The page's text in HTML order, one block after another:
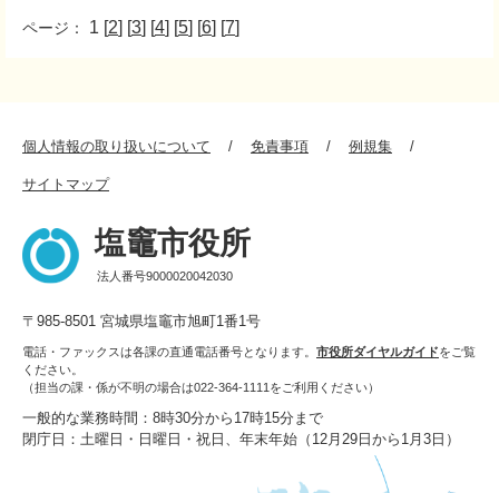
ページ： 1 [2] [3] [4] [5] [6] [7]
個人情報の取り扱いについて 免責事項 例規集
サイトマップ
塩竈市役所
法人番号9000020042030
〒985-8501 宮城県塩竈市旭町1番1号
電話・ファックスは各課の直通電話番号となります。 市役所ダイヤルガイドをご覧
ください。
（担当の課・係が不明の場合は022-364-1111をご利用ください）
一般的な業務時間：8時30分から17時15分まで
閉庁日：土曜日・日曜日・祝日、年末年始（12月29日から1月3日）